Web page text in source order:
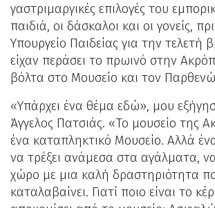
γαστριμαργικές επιλογές του
παιδιά, οι δάσκαλοι και οι γονείς,
Υπουργείο Παιδείας για την τελετή
είχαν περάσει το πρωινό στην
βόλτα στο Μουσείο και τον
«Υπάρχει ένα θέμα εδώ», μου
Άγγελος Πατσιάς. «Το μουσείο της
ένα καταπληκτικό Μουσείο. Αλλά
να τρέξει ανάμεσα στα αγάλματα,
χώρο με μια καλή δραστηριότητα
καταλαβαίνει. Γιατί ποιο είναι το